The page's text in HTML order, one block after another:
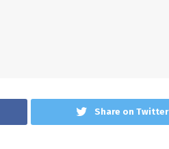
Share on Twitter